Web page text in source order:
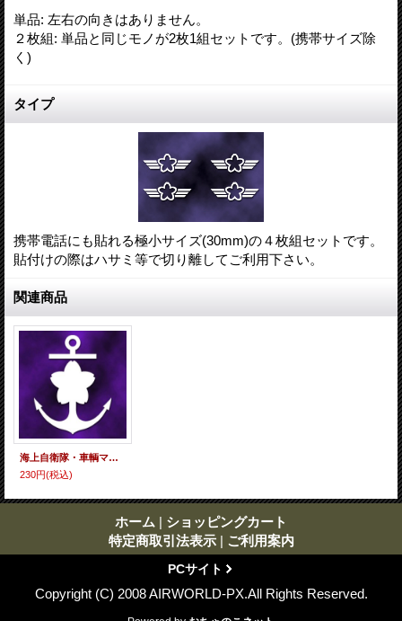
単品: 左右の向きはありません。
２枚組: 単品と同じモノが2枚1組セットです。(携帯サイズ除
く)
タイプ
携帯電話にも貼れる極小サイズ(30mm)の４枚組セットです。
貼付けの際はハサミ等で切り離してご利用下さい。
関連商品
海上自衛隊・車輌マーク
230円(税込)
ホーム | ショッピングカート
特定商取引法表示 | ご利用案内
PCサイト
Copyright (C) 2008 AIRWORLD-PX.All Rights Reserved.